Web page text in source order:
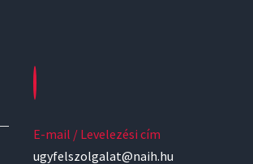
E-mail / Levelezési cím
ugyfelszolgalat@naih.hu